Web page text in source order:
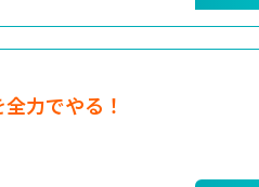
力でやる！